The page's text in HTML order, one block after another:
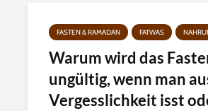
FASTEN & RAMADAN FATWAS
Warum wird das
ungültig, wenn man
Vergesslichkeit isst